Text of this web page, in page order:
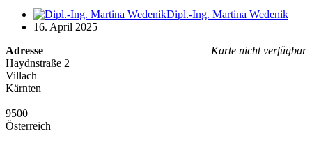
Dipl.-Ing. Martina Wedenik
16. April 2025
Karte nicht verfügbar
Adresse
Haydnstraße 2
Villach
Kärnten
9500
Österreich